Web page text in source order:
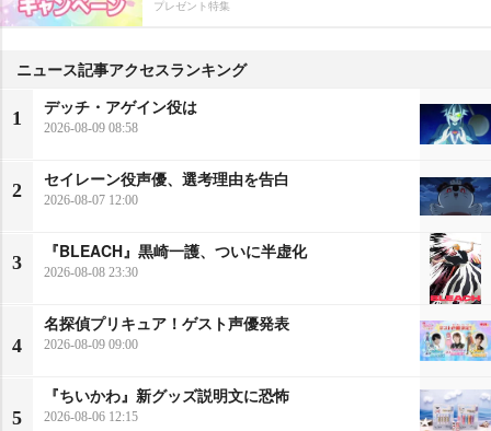
プレゼント特集
ニュース記事アクセスランキング
1
デッチ・アゲイン役は
2026-08-09 08:58
2
セイレーン役声優、選考理由を告白
2026-08-07 12:00
3
『BLEACH』黒崎一護、ついに半虚化
2026-08-08 23:30
4
名探偵プリキュア！ゲスト声優発表
2026-08-09 09:00
5
『ちいかわ』新グッズ説明文に恐怖
2026-08-06 12:15